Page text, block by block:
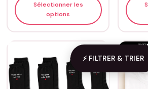
Sélectionner les
options
⚡ FILTRER & TRIER